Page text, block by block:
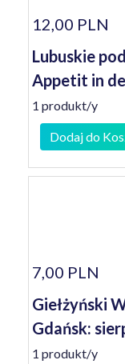
12,00 PLN
Lubuskie
Appetit in
1 produkt/y
Dodaj do
7,00 PLN
Giełżyński
Gdańsk:
1 produkt/y